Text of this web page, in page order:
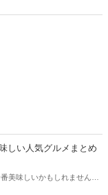
しい人気グルメまとめ
美味しいかもしれません。